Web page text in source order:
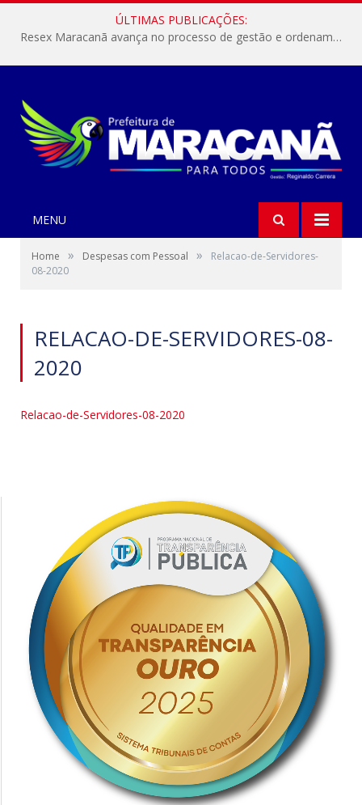
ÚLTIMAS PUBLICAÇÕES:
Resex Maracanã avança no processo de gestão e ordenamento do turismo em nossas áreas protegidas.
MENU
Home » Despesas com Pessoal »
Relacao-de-Servidores-
08-2020
RELACAO-DE-SERVIDORES-08-
2020
Relacao-de-Servidores-08-2020